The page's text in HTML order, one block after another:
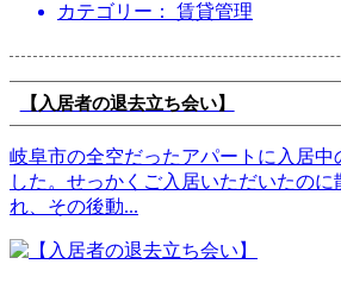
カテゴリー： 賃貸管理
【入居者の退去立ち会い】
岐阜市の全空だったアパートに入居中
した。せっかくご入居いただいたのに
れ、その後動...